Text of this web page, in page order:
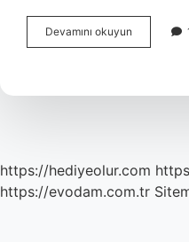
Devamını okuyun
karşı
demek
https://hediyeolur.com
https://evodam.com.tr